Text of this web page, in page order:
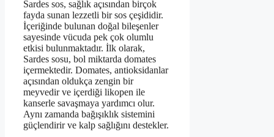
Sardes sos, sağlık açısından birçok
fayda sunan lezzetli bir sos çeşididir.
İçeriğinde bulunan doğal bileşenler
sayesinde vücuda pek çok olumlu
etkisi bulunmaktadır. İlk olarak,
Sardes sosu, bol miktarda domates
içermektedir. Domates, antioksidanlar
açısından oldukça zengin bir
meyvedir ve içerdiği likopen ile
kanserle savaşmaya yardımcı olur.
Aynı zamanda bağışıklık sistemini
güçlendirir ve kalp sağlığını destekler.